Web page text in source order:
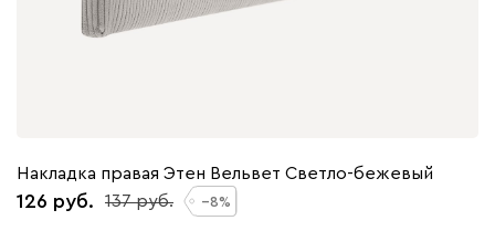
Накладка правая Этен Вельвет Светло-бежевый
126 137 8